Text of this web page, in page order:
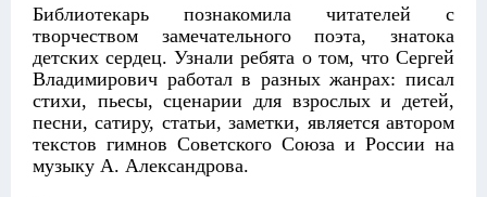
Библиотекарь познакомила читателей с
творчеством замечательного поэта, знатока
детских сердец. Узнали ребята о том, что Сергей
Владимирович работал в разных жанрах: писал
стихи, пьесы, сценарии для взрослых и детей,
песни, сатиру, статьи, заметки, является автором
текстов гимнов Советского Союза и России на
музыку А. Александрова.